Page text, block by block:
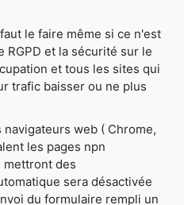
le faire même si ce n'est
RGPD et la sécurité sur le
et tous les sites qui
trafic baisser ou ne plus
web ( Chrome,
les pages npn
mettront des
sera désactivée
du formulaire rempli un